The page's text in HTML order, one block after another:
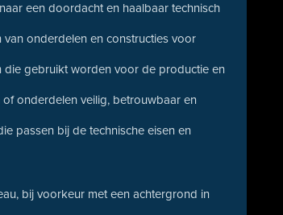
een doordacht en haalbaar technisch
onderdelen en constructies voor
gebruikt worden voor de productie en
onderdelen veilig, betrouwbaar en
passen bij de technische eisen en
bij voorkeur met een achtergrond in